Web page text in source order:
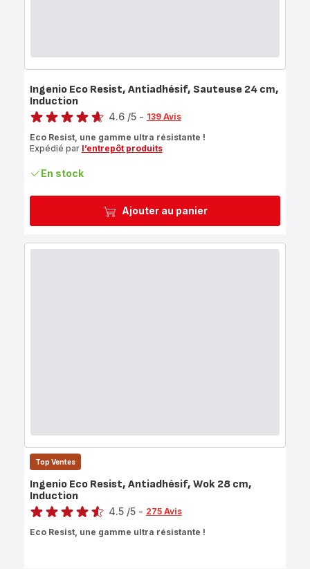
Ajouter au panier
Ingenio Eco Resist, Antiadhésif, Sauteuse 24 cm,
Induction
Note
4.6 /5 - 139 Avis
Eco Resist, une gamme ultra résistante !
Expédié par l’entrepôt produits
En stock
Top Ventes
Ingenio Eco Resist, Antiadhésif, Wok 28 cm,
Induction
Note
4.5 /5 - 275 Avis
Eco Resist, une gamme ultra résistante !